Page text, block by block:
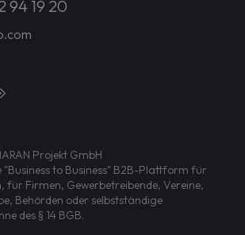
94 19 20
Projekt GmbH
"Business to Business" B2B-Plattform für
für Firmen, Gewerbetreibende, Vereine,
Behörden oder selbstständige
des § 14 BGB.